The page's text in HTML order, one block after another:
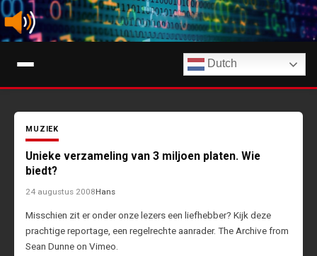
naar
de
inhoudTips, nieuws en info over streaming muziekdiensten en AI-muziek
Dutch
MUZIEK
Unieke verzameling van 3 miljoen platen. Wie
biedt?
24 augustus 2008Hans
Misschien zit er onder onze lezers een liefhebber? Kijk deze
prachtige reportage, een regelrechte aanrader. The Archive from
Sean Dunne on Vimeo.